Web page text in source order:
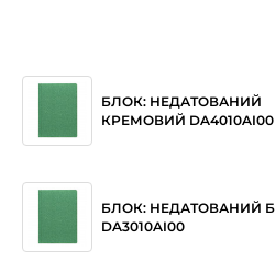
БЛОК: НЕДАТОВАНИЙ
КРЕМОВИЙ DA4010AI00
БЛОК: НЕДАТОВАНИЙ
DA3010AI00